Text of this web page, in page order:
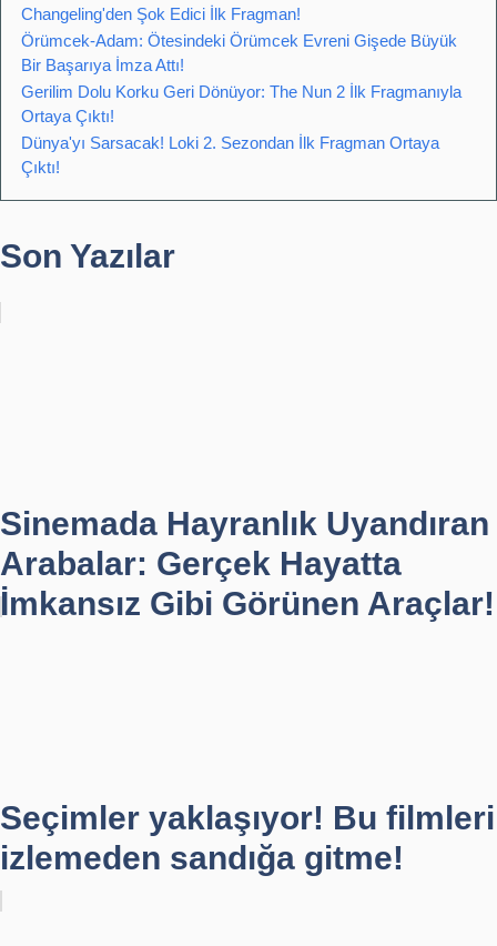
Changeling'den Şok Edici İlk Fragman!
Örümcek-Adam: Ötesindeki Örümcek Evreni Gişede Büyük
Bir Başarıya İmza Attı!
Gerilim Dolu Korku Geri Dönüyor: The Nun 2 İlk Fragmanıyla
Ortaya Çıktı!
Dünya'yı Sarsacak! Loki 2. Sezondan İlk Fragman Ortaya
Çıktı!
Son Yazılar
Sinemada Hayranlık Uyandıran
Arabalar: Gerçek Hayatta
İmkansız Gibi Görünen Araçlar!
Seçimler yaklaşıyor! Bu filmleri
izlemeden sandığa gitme!